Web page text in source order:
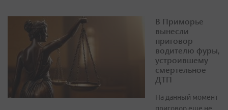
В Приморье
вынесли
приговор
водителю фуры,
устроившему
смертельное
ДТП
На данный момент